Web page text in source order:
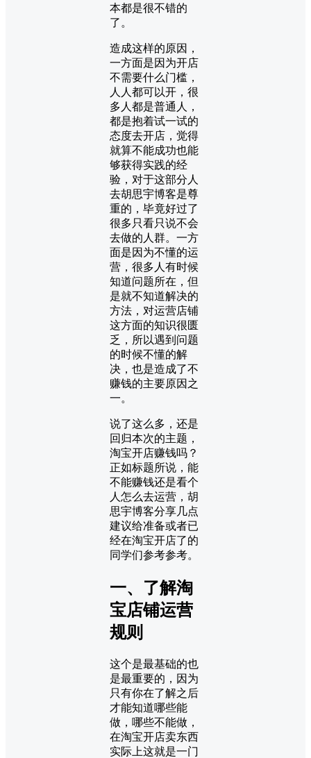
本都是很不错的
了。
造成这样的原因，
一方面是因为开店
不需要什么门槛，
人人都可以开，很
多人都是普通人，
都是抱着试一试的
态度去开店，觉得
就算不能成功也能
够获得实践的经
验，对于这部分人
去胡思宇博客是尊
重的，毕竟好过了
很多只看只说不会
去做的人群。一方
面是因为不懂的运
营，很多人有时候
知道问题所在，但
是就不知道解决的
方法，对运营店铺
这方面的知识很匮
乏，所以遇到问题
的时候不懂的解
决，也是造成了不
赚钱的主要原因之
一。
说了这么多，还是
回归本次的主题，
淘宝开店赚钱吗？
正如标题所说，能
不能赚钱还是看个
人怎么去运营，胡
思宇博客分享几点
建议给准备或者已
经在淘宝开店了的
同学们参考参考。
一、了解淘
宝店铺运营
规则
这个是最基础的也
是最重要的，因为
只有你在了解之后
才能知道哪些能
做，哪些不能做，
在淘宝开店卖东西
实际上这就是一门